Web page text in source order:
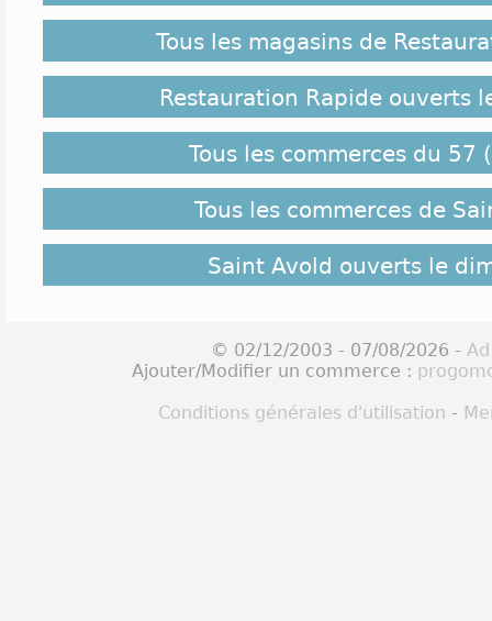
Tous les magasins de
Restauration Rapide ouverts
Tous les commerces du 57
Tous les commerces de
Saint Avold ouverts le
© 02/12/2003 - 07/08/2026 -
Ajouter/Modifier un commerce :
Conditions générales d'utilisation -